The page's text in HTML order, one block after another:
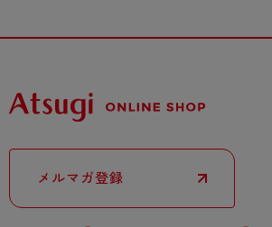
メルマガ登録